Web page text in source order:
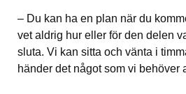
– Du kan ha en plan när du
vet aldrig hur eller för den delen
sluta. Vi kan sitta och vänta i
händer det något som vi behöver